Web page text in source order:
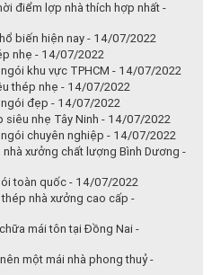
điểm lợp nhà thích hợp nhất -
biến hiện nay - 14/07/2022
nhẹ - 14/07/2022
khu vực TPHCM - 14/07/2022
thép nhẹ - 14/07/2022
đẹp - 14/07/2022
siêu nhẹ Tây Ninh - 14/07/2022
chuyên nghiệp - 14/07/2022
xưởng chất lượng Bình Dương -
toàn quốc - 14/07/2022
nhà xưởng cao cấp -
mái tôn tại Đồng Nai -
một mái nhà phong thuỷ -